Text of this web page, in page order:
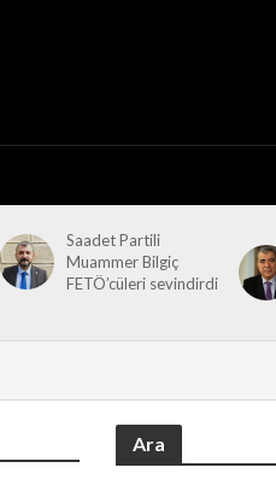
Saadet Partili
Muammer Bilgiç
FETÖ’cüleri sevindirdi
Ara